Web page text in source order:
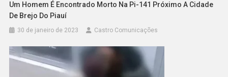
Um Homem É Encontrado Morto Na Pi-141 Próximo A Cidade
De Brejo Do Piauí
30 de janeiro de 2023 Castro Comunicações